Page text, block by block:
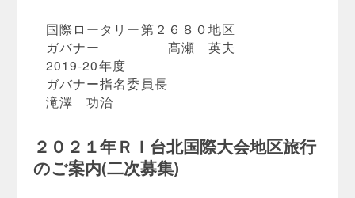
国際ロータリー第２６８０地区
ガバナー 髙瀬 英夫
2019-20年度
ガバナー指名委員長
滝澤 功治
２０２１年ＲＩ台北国際大会地区旅行
のご案内(二次募集)